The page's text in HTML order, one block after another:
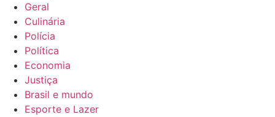
Geral
Culinária
Polícia
Política
Economia
Justiça
Brasil e mundo
Esporte e Lazer